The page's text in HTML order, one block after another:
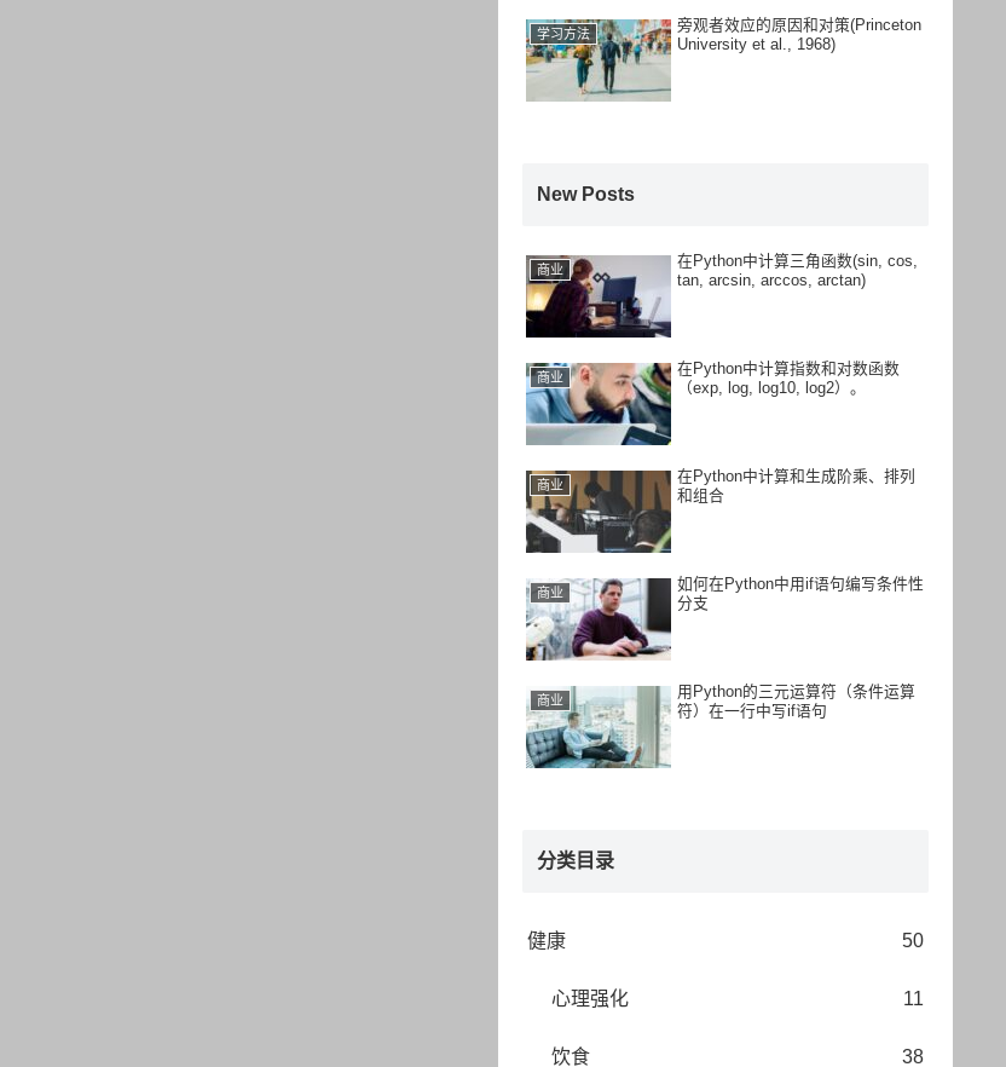
学习方法
旁观者效应的原因和对策(Princeton
University et al., 1968)
New Posts
商业
在Python中计算三角函数(sin, cos,
tan, arcsin, arccos, arctan)
商业
在Python中计算指数和对数函数
（exp, log, log10, log2）。
商业
在Python中计算和生成阶乘、排列
和组合
商业
如何在Python中用if语句编写条件性
分支
商业
用Python的三元运算符（条件运算
符）在一行中写if语句
分类目录
健康 50
心理强化 11
饮食 38